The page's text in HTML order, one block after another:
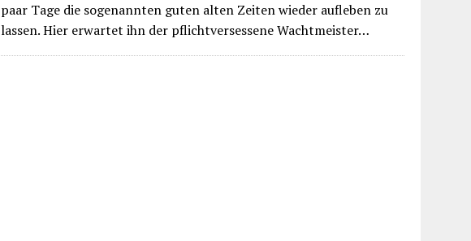
paar Tage die sogenannten guten alten Zeiten wieder aufleben zu
lassen. Hier erwartet ihn der pflichtversessene Wachtmeister…